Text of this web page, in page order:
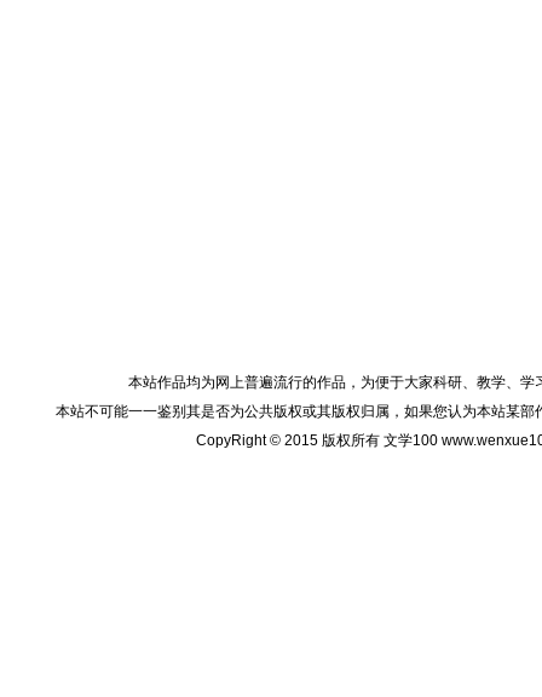
本站作品均为网上普遍流行的作品，为便于大家科研、教学、
本站不可能一一鉴别其是否为公共版权或其版权归属，如果您认为本站某
CopyRight © 2015 版权所有 文学100